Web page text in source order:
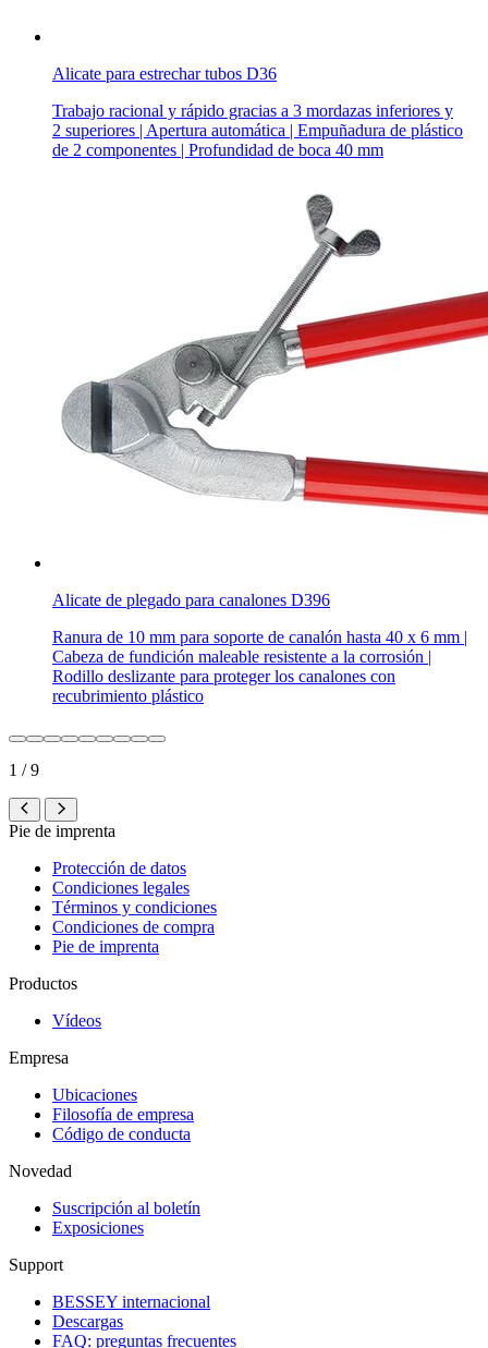
Alicate para estrechar tubos D36
Trabajo racional y rápido gracias a 3 mordazas inferiores y
2 superiores | Apertura automática | Empuñadura de plástico
de 2 componentes | Profundidad de boca 40 mm
Alicate de plegado para canalones D396
Ranura de 10 mm para soporte de canalón hasta 40 x 6 mm |
Cabeza de fundición maleable resistente a la corrosión |
Rodillo deslizante para proteger los canalones con
recubrimiento plástico
1 / 9
Pie de imprenta
Protección de datos
Condiciones legales
Términos y condiciones
Condiciones de compra
Pie de imprenta
Productos
Vídeos
Empresa
Ubicaciones
Filosofía de empresa
Código de conducta
Novedad
Suscripción al boletín
Exposiciones
Support
BESSEY internacional
Descargas
FAQ: preguntas frecuentes